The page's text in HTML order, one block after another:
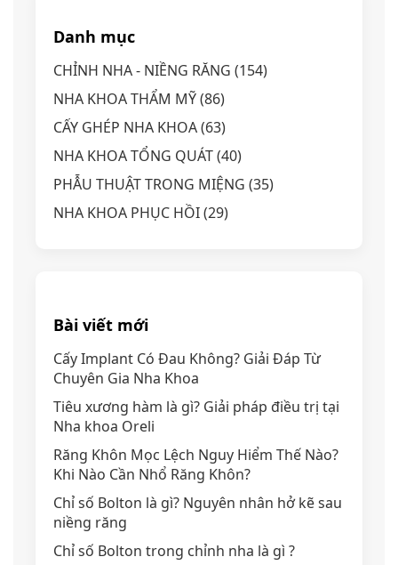
Danh mục
CHỈNH NHA - NIỀNG RĂNG (154)
NHA KHOA THẨM MỸ(86)
CẤY GHÉP NHA KHOA(63)
NHA KHOA TỔNG QUÁT(40)
PHẪU THUẬT TRONG MIỆNG (35)
NHA KHOA PHỤC HỒI(29)
Bài viết mới
Cấy Implant Có Đau Không? Giải Đáp Từ
Chuyên Gia Nha Khoa
Tiêu xương hàm là gì? Giải pháp điều trị tại
Nha khoa Oreli
Răng Khôn Mọc Lệch Nguy Hiểm Thế Nào?
Khi Nào Cần Nhổ Răng Khôn?
Chỉ số Bolton là gì? Nguyên nhân hở kẽ sau
niềng răng
Chỉ số Bolton trong chỉnh nha là gì ?